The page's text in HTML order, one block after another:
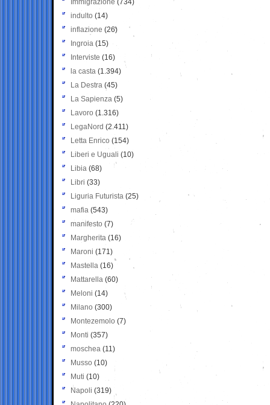
Immigrazione (734)
indulto (14)
inflazione (26)
Ingroia (15)
Interviste (16)
la casta (1.394)
La Destra (45)
La Sapienza (5)
Lavoro (1.316)
LegaNord (2.411)
Letta Enrico (154)
Liberi e Uguali (10)
Libia (68)
Libri (33)
Liguria Futurista (25)
mafia (543)
manifesto (7)
Margherita (16)
Maroni (171)
Mastella (16)
Mattarella (60)
Meloni (14)
Milano (300)
Montezemolo (7)
Monti (357)
moschea (11)
Musso (10)
Muti (10)
Napoli (319)